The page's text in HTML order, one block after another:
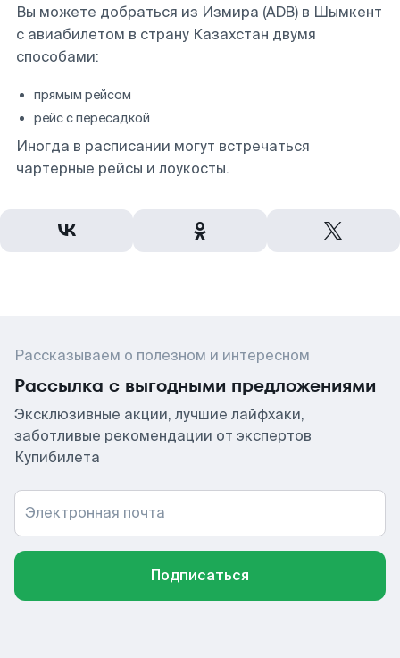
Вы можете добраться из Измира (ADB) в Шымкент
с авиабилетом в страну Казахстан двумя
способами:
прямым рейсом
рейс с пересадкой
Иногда в расписании могут встречаться
чартерные рейсы и лоукосты.
Рассказываем о полезном и интересном
Рассылка с выгодными предложениями
Эксклюзивные акции, лучшие лайфхаки,
заботливые рекомендации от экспертов
Купибилета
Электронная почта
Подписаться